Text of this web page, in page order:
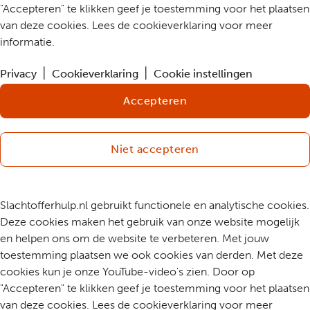
"Accepteren" te klikken geef je toestemming voor het plaatsen
van deze cookies. Lees de cookieverklaring voor meer
informatie.
Privacy Cookieverklaring Cookie instellingen
Accepteren
Niet accepteren
Slachtofferhulp.nl gebruikt functionele en analytische cookies.
Deze cookies maken het gebruik van onze website mogelijk
en helpen ons om de website te verbeteren. Met jouw
toestemming plaatsen we ook cookies van derden. Met deze
cookies kun je onze YouTube-video's zien. Door op
"Accepteren" te klikken geef je toestemming voor het plaatsen
van deze cookies. Lees de cookieverklaring voor meer